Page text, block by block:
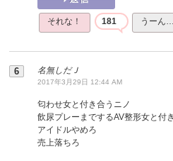
それな！ 181 うーん…
名無しだＪ
2017年3月29日 12:44 AM
匂わせ女と付き合うニノ
飲尿プレーまでするAV整形女と付
アイドルやめろ
売上落ちろ